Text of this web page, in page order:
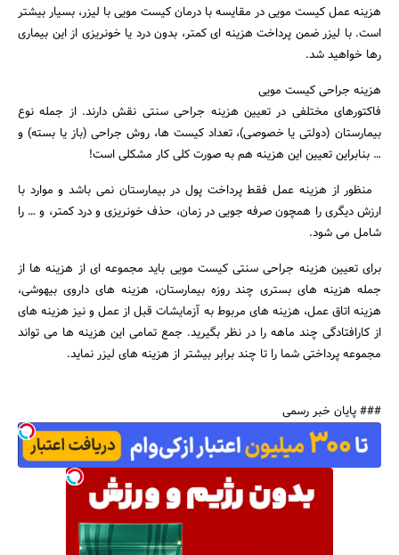
هزینه عمل کیست مویی در مقایسه با درمان کیست مویی با لیزر، بسیار بیشتر
است. با لیزر ضمن پرداخت هزینه ای کمتر، بدون درد یا خونریزی از این بیماری
رها خواهید شد.
هزینه جراحی کیست مویی
فاکتورهای مختلفی در تعیین هزینه جراحی سنتی نقش دارند. از جمله نوع
بیمارستان (دولتی یا خصوصی)، تعداد کیست ها، روش جراحی (باز یا بسته) و
… بنابراین تعیین این هزینه هم به صورت کلی کار مشکلی است!
منظور از هزینه عمل فقط پرداخت پول در بیمارستان نمی باشد و موارد با
ارزش دیگری را همچون صرفه جویی در زمان، حذف خونریزی و درد کمتر، و … را
شامل می شود.
برای تعیین هزینه جراحی سنتی کیست مویی باید مجموعه ای از هزینه ها از
جمله هزینه های بستری چند روزه بیمارستان، هزینه های داروی بیهوشی،
هزینه اتاق عمل، هزینه های مربوط به آزمایشات قبل از عمل و نیز هزینه های
از کارافتادگی چند ماهه را در نظر بگیرید. جمع تمامی این هزینه ها می تواند
مجموعه پرداختی شما را تا چند برابر بیشتر از هزینه های لیزر نماید.
### پایان خبر رسمی